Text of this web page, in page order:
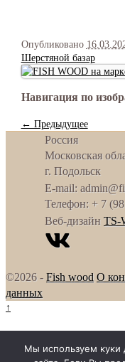
Опубликовано
Шерстяной базар
Навигация по
← Предыдущее
Россия
Московская
г. Подольск
E-mail:
Телефон: + 7
Веб-дизайн TS-
©2026 -Fish wood О
данных
↑
Мы используем куки